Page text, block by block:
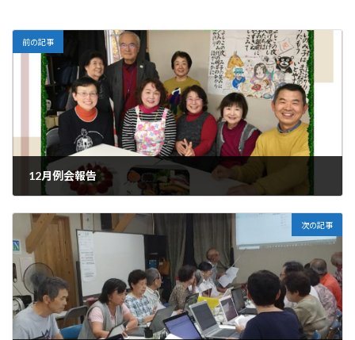
前の記事
12月例会報告
次の記事